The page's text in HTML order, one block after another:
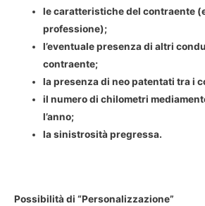
lecaratteristichedel contraente
professione);
l’eventuale presenza dialtri
contraente;
la presenza dineo patentati tra i
il numero dichilometri
l’anno;
la sinistrosità pregressa.
Possibilità di “Personalizzazione”